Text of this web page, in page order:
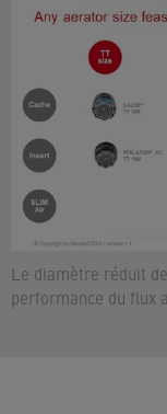
Le diamètre réduit
performance du flux